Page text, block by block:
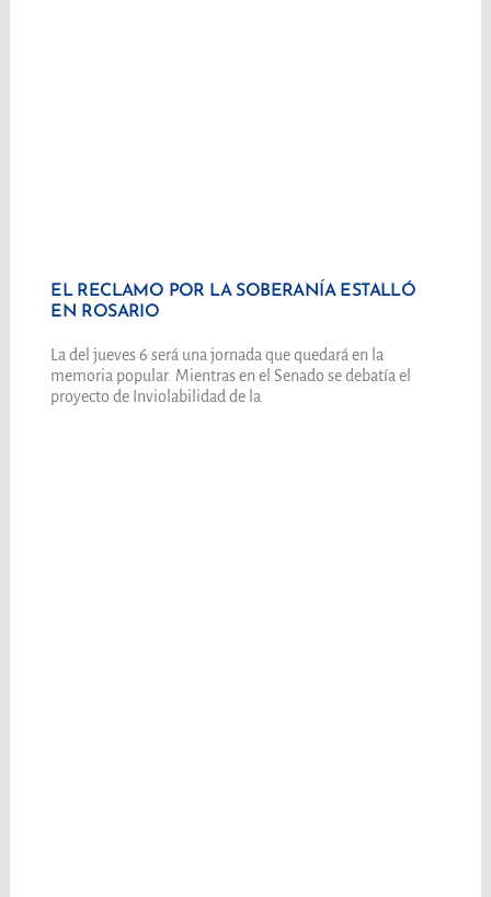
EL RECLAMO POR LA SOBERANÍA ESTALLÓ
EN ROSARIO
La del jueves 6 será una jornada que quedará en la
memoria popular. Mientras en el Senado se debatía el
proyecto de Inviolabilidad de la